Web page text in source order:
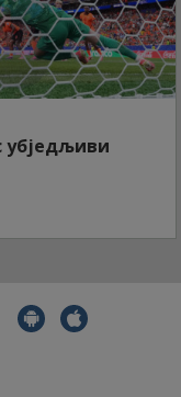
убједљиви